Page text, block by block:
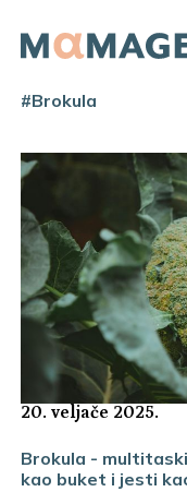
#Brokula
20. veljače 2025.
Brokula -
kao buket i jesti